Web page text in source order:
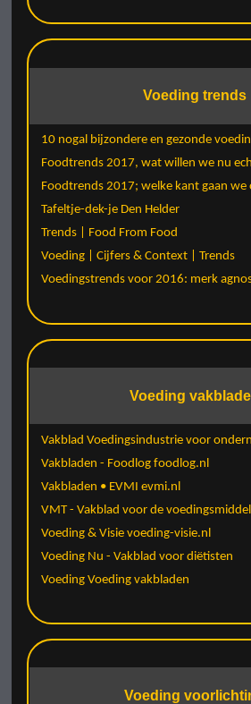
Voeding trends
10 nogal bijzondere en gezonde
Foodtrends 2017, wat willen we nu
Foodtrends 2017; welke kant gaan we
Tafeltje-dek-je Den Helder
Trends | Food From Food
Voeding | Cijfers & Context | Trends
Voedingstrends voor 2016: merk
Voeding
Vakblad Voedingsindustrie voor
Vakbladen - Foodlog foodlog.nl
Vakbladen • EVMI evmi.nl
VMT - Vakblad voor de
Voeding & Visie voeding-visie.nl
Voeding Nu - Vakblad voor diëtisten
Voeding Voeding vakbladen
Voeding